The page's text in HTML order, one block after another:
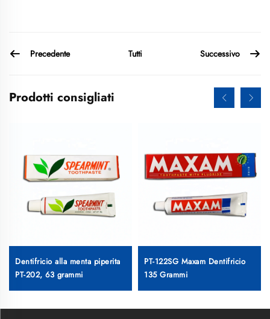
Precedente Tutti Successivo
Prodotti consigliati
Dentifricio alla menta piperita
PT-202, 63 grammi
PT-122SG Maxam Dentifricio
135 Grammi